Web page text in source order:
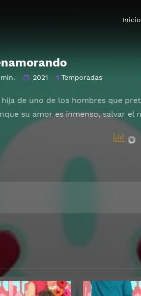
Inicio
2021 1 Temporadas
de uno de los hombres que
su amor es inmenso, salvar el
Ver